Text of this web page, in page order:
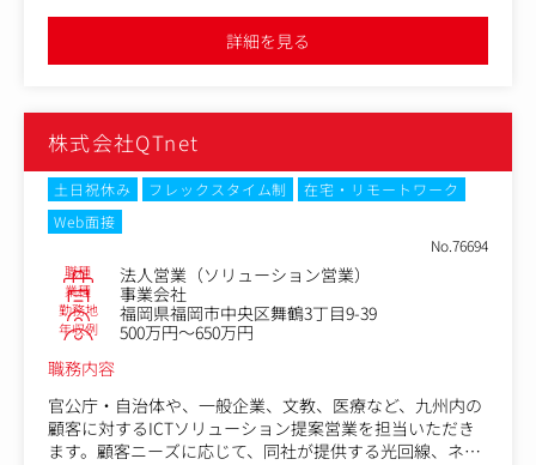
可能な形で提案
・サンプル制作の手配
デザイナーやパタンナー、縫製工場と連携して試作（サ
ンプル）を作成
顧客にサンプルを提出し、修正依頼に対応
■生産進行管理
・社内外の調整役
生産スケジュール、発注数量、納期、品質などを一元管
工場（国内・海外）とのやりとり：検品・納期確認など
コスト・納期・品質のバランス調整
原価計算や見積もり作成
生地や副資材の調達、加工先の選定
●組織拡大中で変化が大きいベンチャー企業で、経営に近い立ち
位置で就業可能。今後マネジメントや責任者を務めたい方には、
キャリアアップにもつながる求人です
詳細を見る
株式会社QTnet
土日祝休み フレックスタイム制
在宅・リモートワーク
Web面接
No.76694
職種 法人営業（ソリューション営業）
業種 事業会社
勤務地 福岡県福岡市中央区舞鶴3丁目9-39
年収例
500万円～650万円
職務内容
官公庁・自治体や、一般企業、文教、医療など、九州内の
顧客に対するICTソリューション提案営業を担当いただき
ます。顧客ニーズに応じて、同社が提供する光回線、ネッ